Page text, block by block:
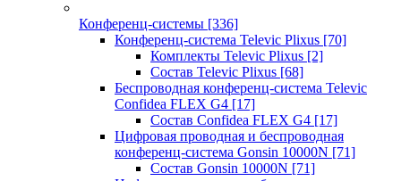
Конференц-системы [336]
Конференц-система Televic Plixus [70]
Комплекты Televic Plixus [2]
Состав Televic Plixus [68]
Беспроводная конференц-система Televic
Confidea FLEX G4 [17]
Состав Confidea FLEX G4 [17]
Цифровая проводная и беспроводная
конференц-система Gonsin 10000N [71]
Состав Gonsin 10000N [71]